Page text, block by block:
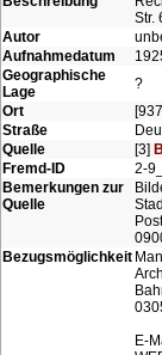
Str.
Autor
Aufnahmedatum
Geographische
Lage
?
Ort
Straße
Quelle
[3]
Fremd-ID
2-
Bemerkungen zur
Quelle
Bezugsmöglichkeit
E-